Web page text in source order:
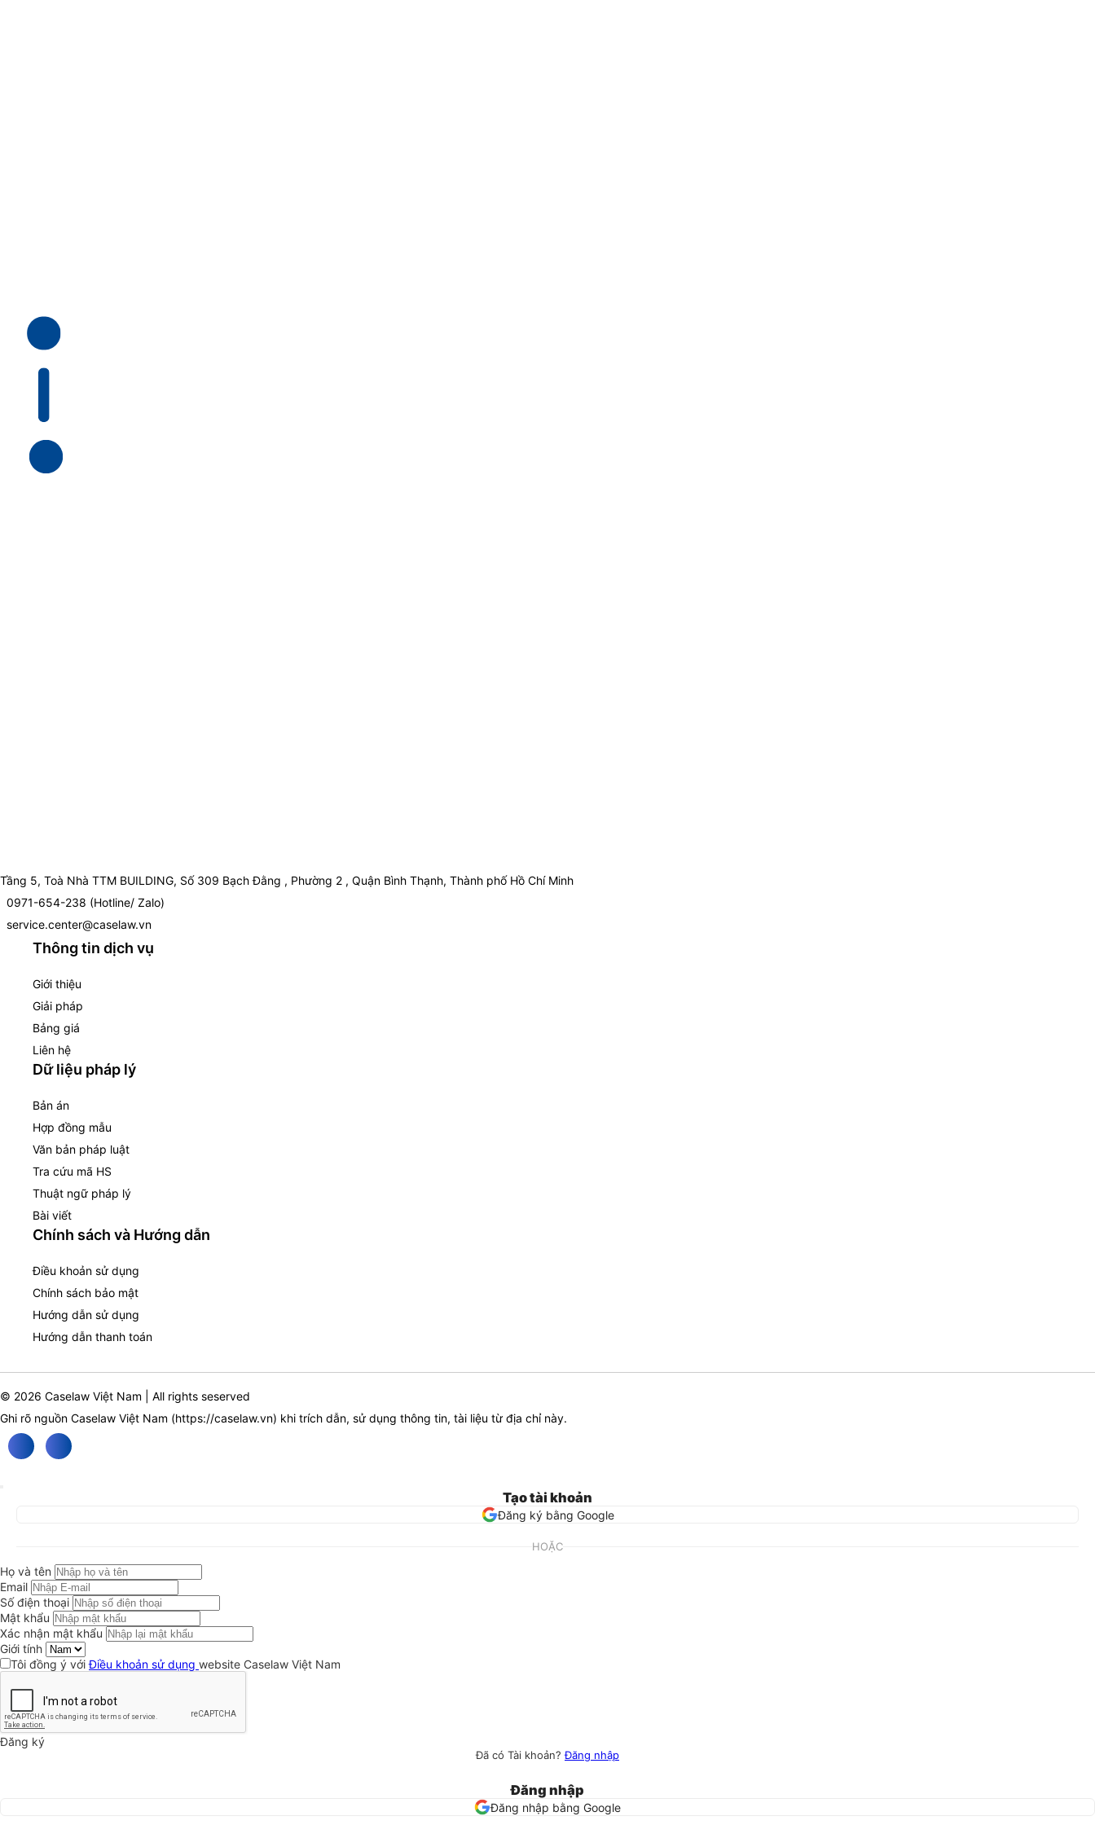
Tầng 5, Toà Nhà TTM BUILDING, Số 309 Bạch Đằng , Phường 2 , Quận Bình Thạnh, Thành phố Hồ Chí Minh
0971-654-238 (Hotline/ Zalo)
service.center@caselaw.vn
Thông tin dịch vụ
Giới thiệu
Giải pháp
Bảng giá
Liên hệ
Dữ liệu pháp lý
Bản án
Hợp đồng mẫu
Văn bản pháp luật
Tra cứu mã HS
Thuật ngữ pháp lý
Bài viết
Chính sách và Hướng dẫn
Điều khoản sử dụng
Chính sách bảo mật
Hướng dẫn sử dụng
Hướng dẫn thanh toán
© 2026 Caselaw Việt Nam | All rights seserved
Ghi rõ nguồn Caselaw Việt Nam (https://caselaw.vn) khi trích dẫn, sử dụng thông tin, tài liệu từ địa chỉ này.
Tạo tài khoản
Đăng ký bằng Google
HOẶC
Họ và tên
Email
Số điện thoại
Mật khẩu
Xác nhận mật khẩu
Giới tính
Tôi đồng ý vớiĐiều khoản sử dụng website Caselaw Việt Nam
Đăng ký
Đã có Tài khoản?Đăng nhập
Đăng nhập
Đăng nhập bằng Google